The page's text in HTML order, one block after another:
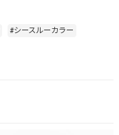
#シースルーカラー